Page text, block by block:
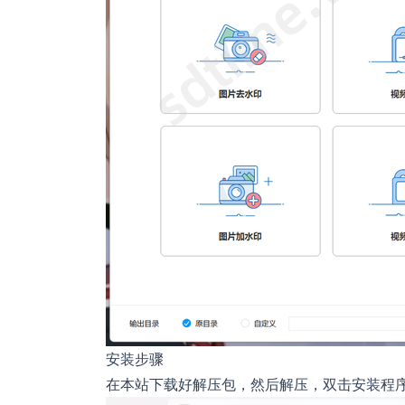
安装步骤
在本站下载好解压包，然后解压，双击安装程